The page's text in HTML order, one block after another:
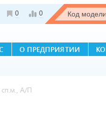
0 0
О ПРЕДПРИЯТИИ
сп.м., А/П